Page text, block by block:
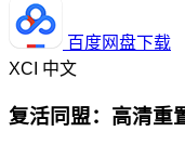
百度网盘下载
XCI 中文
复活同盟：高清重